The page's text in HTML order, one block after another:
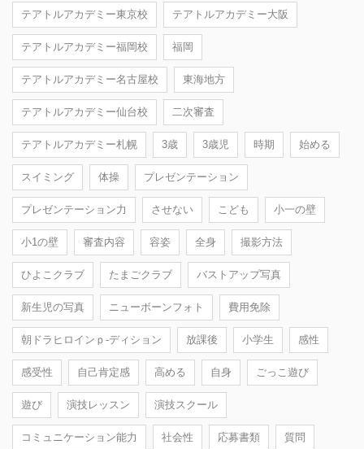
テアトルアカデミー東京校 テアトルアカデミー大阪
テアトルアカデミー福岡校 福岡
テアトルアカデミー名古屋校 東海地方
テアトルアカデミー仙台校 二次審査
テアトルアカデミー札幌 3歳 3歳児 時期 始める
スイミング 体操 プレゼンテーション
プレゼンテーション力 させない こども 小一の壁
小1の壁 審査内容 容姿 全身 撮影方法
ひよこクラブ たまごクラブ バストアップ写真
新生児の写真 ニューボーンフォト 費用免除
朝ドラヒロインｐ-ディション 放課後 小学生 感性
感受性 自己肯定感 高める 自身 ごっこ遊び
遊び 演技レッスン 演技スクール
コミュニケーション能力 社会性 応募書類 質問